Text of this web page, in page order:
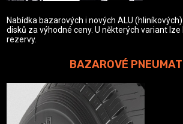
Nabídka bazarových i nových ALU
disků za výhodné ceny. U některých variant
rezervy.
BAZAROVÉ